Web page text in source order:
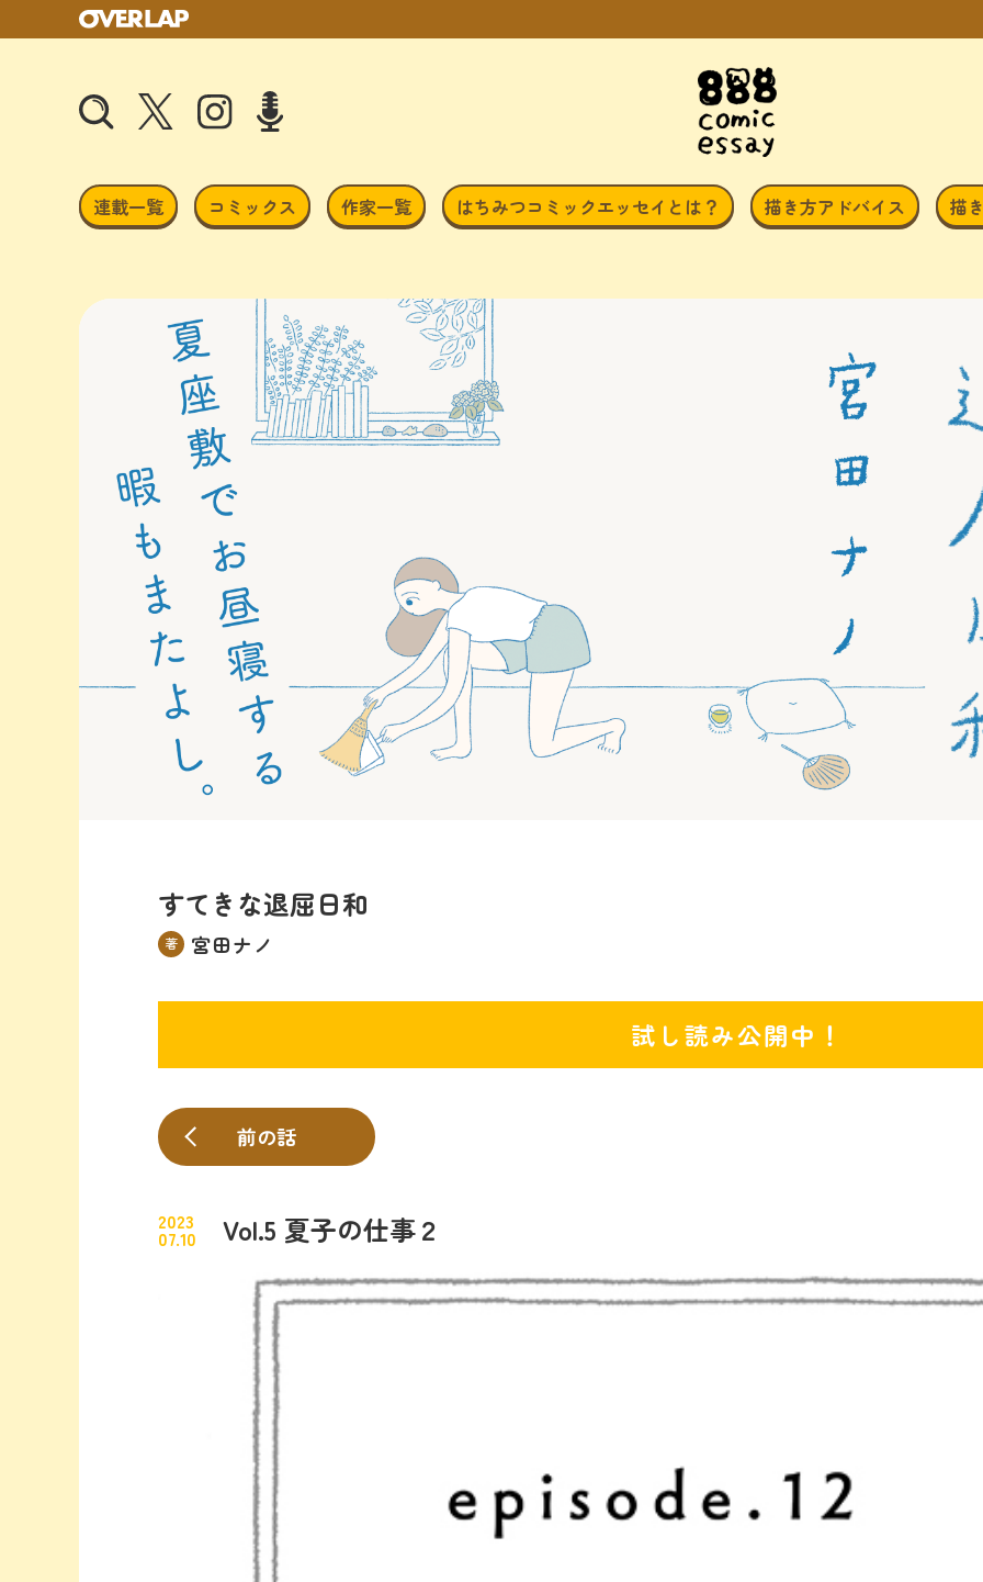
連載一覧 コミックス 作家一覧 はちみつコミックエッセイとは？ 描き方アドバイス 描
すてきな退屈日和
著 宮田ナノ
試し読み公開中！
前の話
2023
07.10 Vol.5 夏子の仕事２